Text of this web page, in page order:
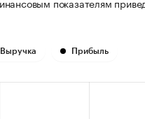
показателям
Выручка Прибыль